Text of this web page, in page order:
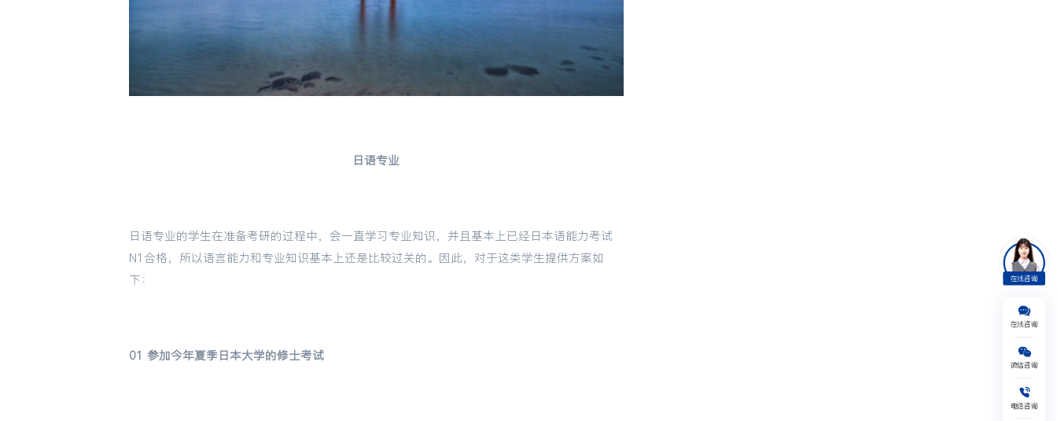
日语专业
日语专业的学生在准备考研的过程中，会一直学习专业知识，并且基本上已经日本语能力考试
N1合格，所以语言能力和专业知识基本上还是比较过关的。因此，对于这类学生提供方案如
下：
01 参加今年夏季日本大学的修士考试
在线咨询
在线咨询
微信咨询
电话咨询